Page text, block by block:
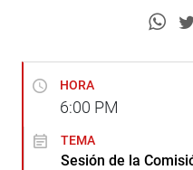
HORA
6:00 PM
TEMA
Sesión de la